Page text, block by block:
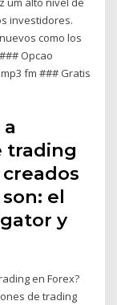
investidores.
como los
Opcao
fm ### Gratis
trading
el
y
en Forex?
de trading